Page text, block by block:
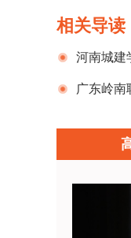
相关导读
河南城建
届全国高校
广东岭南